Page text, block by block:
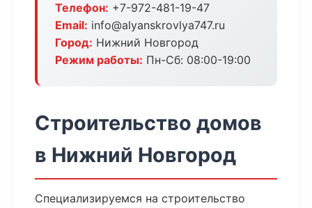
Телефон: +7-972-481-19-47
Email: info@alyanskrovlya747.ru
Город: Нижний Новгород
Режим работы: Пн-Сб: 08:00-19:00
Строительство домов
в Нижний Новгород
Специализируемся на строительство